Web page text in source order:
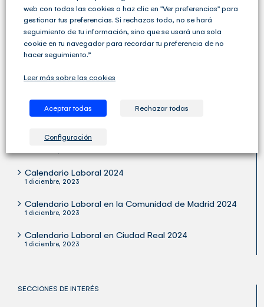
Cegid Club del Asesor no solo ofrece soluciones de
Gestión Fiscal, Contable y Laboral completas sino que
va un paso más allá y ofrece una amplia variedad de
servicios para las Asesorías y los Despachos
Profesionales.
ÚLTIMOS ARTÍCULOS
Publicada la Orden Ministerial para Verifactu
Calendario Laboral 2024
1 diciembre, 2023
Calendario Laboral en la Comunidad de Madrid 2024
1 diciembre, 2023
Calendario Laboral en Ciudad Real 2024
1 diciembre, 2023
SECCIONES DE INTERÉS
web con todas las cookies o haz clic en "Ver preferencias" para
gestionar tus preferencias. Si rechazas todo, no se hará
seguimiento de tu información, sino que se usará una sola
cookie en tu navegador para recordar tu preferencia de no
hacer seguimiento.”
Leer más sobre las cookies
Aceptar todas Rechazar todas
Configuración